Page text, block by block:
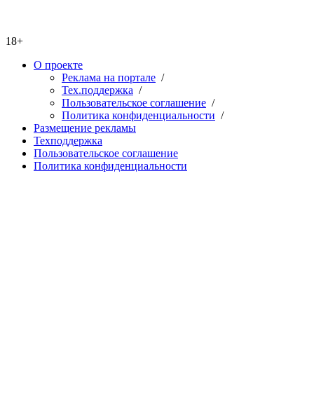
18+
О проекте
Реклама на портале /
Тех.поддержка /
Пользовательское соглашение /
Политика конфиденциальности /
Размещение рекламы
Техподдержка
Пользовательское соглашение
Политика конфиденциальности